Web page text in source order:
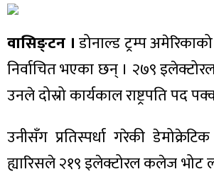
वासिङ्टन ।डोनाल्ड ट्रम्प
निर्वाचित भएका छन् । २७९
उनले दोस्रो कार्यकाल राष्ट्रपति पद
उनीसँग प्रतिस्पर्धा गरेकी
ह्यारिसले २१९ इलेक्टोरल कलेज